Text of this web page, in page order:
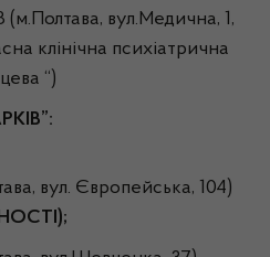
вул.Медична, 1,
клінічна психіатрична
“)
вул. Європейська, 104)